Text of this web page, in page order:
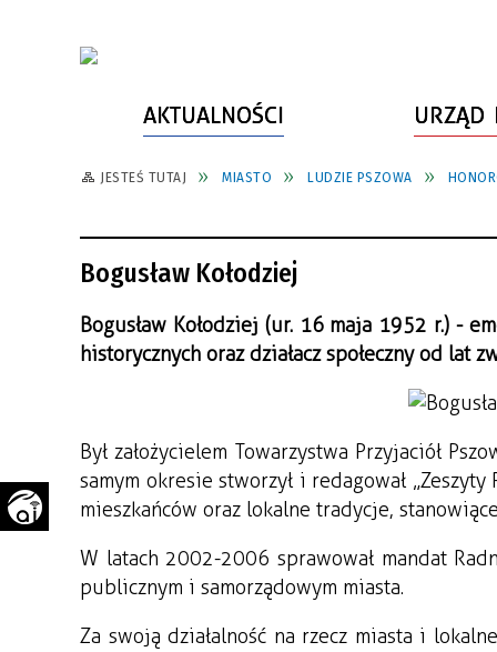
AKTUALNOŚCI URZĄD
WŁADZE MIASTA
URZĄD STANU CYWILNEGO
RADA MIEJSKA
BUDŻET MIASTA
FUNDUSZE ZEWNĘTRZNE
INFORMACJE O MIEŚCIE
PARTNERZY, NGO
JEDNOSTKI MIEJSKIE
EDUKACJA
POWIATOWY LIDER
PRZEDSIĘBIORCZOŚCI
WAŻNE TELEFONY
GAZETA SAMORZĄDOWA
"PSZOW.PL"
SPORT
SZLAKI TURYSTYCZNE
ZABYTKI
ZAŁATW SPRAWĘ
BEZPIECZEŃSTWO
ZWIERZĘTA W GMINIE
POMIAR SATYSFAKCJI KLIENTA
KOMUNIKACJA I TRANSPORT
ZAGOSPODAROWANIE
PRZESTRZENNE
JESTEŚ TUTAJ MIASTO LUDZIE PSZOWA
Bogusław Kołodziej
Bogusław Kołodziej (ur. 16 maja 1952 r.) -
historycznych oraz działacz społeczny od lat
Był założycielem Towarzystwa Przyjaciół
samym okresie stworzył i redagował
mieszkańców oraz lokalne tradycje,
W latach 2002-2006 sprawował mandat
publicznym i samorządowym miasta.
Za swoją działalność na rzecz miasta i